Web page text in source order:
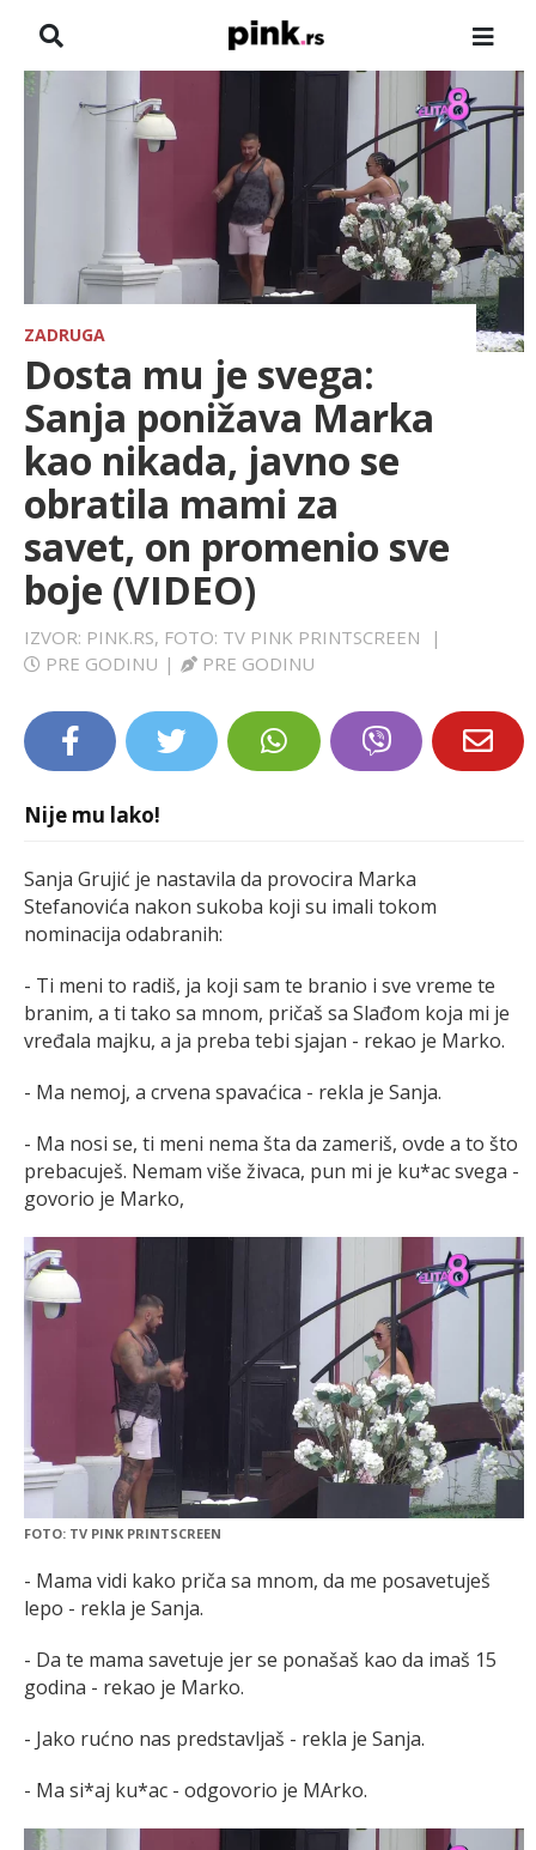
NASLOVNA
SHOWBIZ
HRONIKA
FARMERI
SPORT
LIFESTYLE
ZADRUGA
Dosta mu je svega:
Sanja ponižava Marka
kao nikada, javno se
obratila mami za
savet, on promenio sve
boje (VIDEO)
IZVOR: PINK.RS, FOTO: TV PINK PRINTSCREEN
|
PRE GODINU | PRE GODINU
Nije mu lako!
Sanja Grujić je nastavila da provocira Marka
Stefanovića nakon sukoba koji su imali tokom
nominacija odabranih:
- Ti meni to radiš, ja koji sam te branio i sve vreme te
branim, a ti tako sa mnom, pričaš sa Slađom koja mi je
vređala majku, a ja preba tebi sjajan - rekao je Marko.
- Ma nemoj, a crvena spavaćica - rekla je Sanja.
- Ma nosi se, ti meni nema šta da zameriš, ovde a to što
prebacuješ. Nemam više živaca, pun mi je ku*ac svega -
govorio je Marko,
FOTO: TV PINK PRINTSCREEN
- Mama vidi kako priča sa mnom, da me posavetuješ
lepo - rekla je Sanja.
- Da te mama savetuje jer se ponašaš kao da imaš 15
godina - rekao je Marko.
- Jako rućno nas predstavljaš - rekla je Sanja.
- Ma si*aj ku*ac - odgovorio je MArko.